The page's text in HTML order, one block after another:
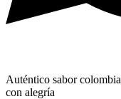
Auténtico sabor
con alegría